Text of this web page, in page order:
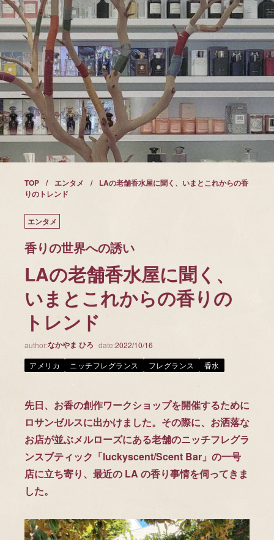
TOP エンタメ
LAの老舗香水屋に聞く、いまとこれからの香
りのトレンド
エンタメ
香りの世界への誘い
LAの老舗香水屋に聞く、
いまとこれからの香りの
トレンド
author:なかやま ひろ date:2022/10/16
アメリカ
ニッチフレグランス フレグランス 香水
先日、お香の創作ワークショップを開催するために
ロサンゼルスに出かけました。その際に、お洒落な
お店が並ぶメルローズにある老舗のニッチフレグラ
ンスブティック「luckyscent/Scent Bar」の一号
店に立ち寄り、最近の LA の香り事情を伺ってきま
した。